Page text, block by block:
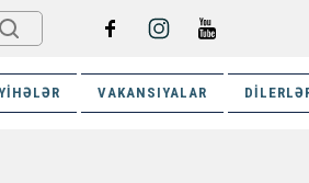
VAKANSIYALAR